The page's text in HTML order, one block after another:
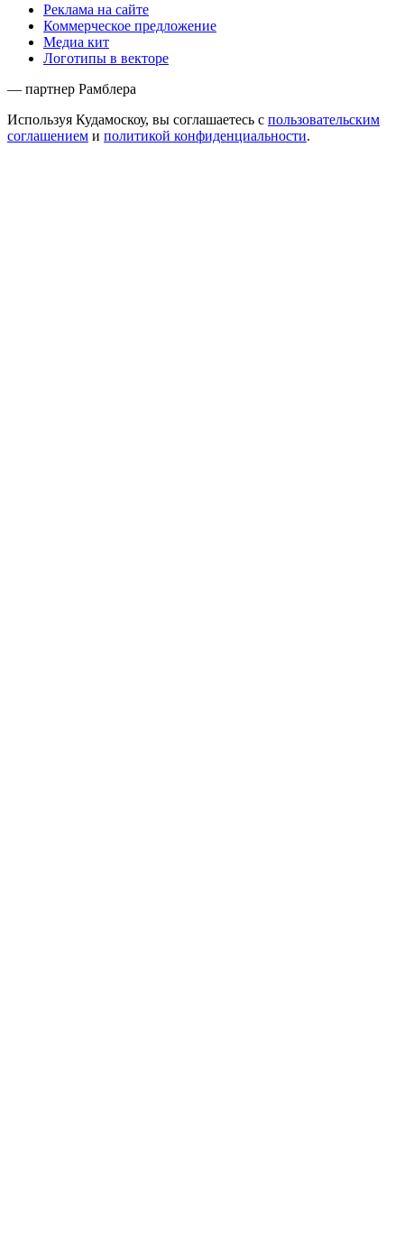
Реклама на сайте
Коммерческое предложение
Медиа кит
Логотипы в векторе
— партнер Рамблера
Используя Кудамоскоу, вы соглашаетесь с пользовательским
соглашением и политикой конфиденциальности.